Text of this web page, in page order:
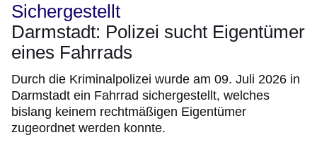
Sichergestellt
Darmstadt: Polizei sucht Eigentümer
eines Fahrrads
Durch die Kriminalpolizei wurde am 09. Juli 2026 in
Darmstadt ein Fahrrad sichergestellt, welches
bislang keinem rechtmäßigen Eigentümer
zugeordnet werden konnte.